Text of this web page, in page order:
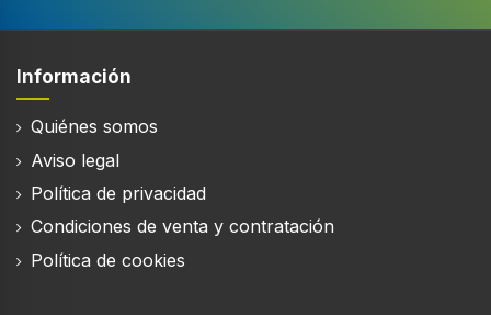
Información
Quiénes somos
Aviso legal
Política de privacidad
Condiciones de venta y contratación
Política de cookies